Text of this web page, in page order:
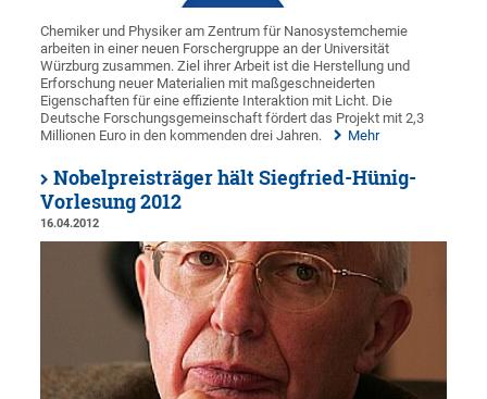
Chemiker und Physiker am Zentrum für Nanosystemchemie
arbeiten in einer neuen Forschergruppe an der Universität
Würzburg zusammen. Ziel ihrer Arbeit ist die Herstellung und
Erforschung neuer Materialien mit maßgeschneiderten
Eigenschaften für eine effiziente Interaktion mit Licht. Die
Deutsche Forschungsgemeinschaft fördert das Projekt mit 2,3
Millionen Euro in den kommenden drei Jahren.
Mehr
Nobelpreisträger hält Siegfried-Hünig-
Vorlesung 2012
16.04.2012